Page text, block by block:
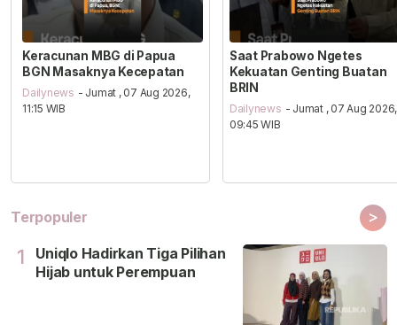
Keracunan MBG di Papua
BGN Masaknya Kecepatan
Dailynews - Jumat , 07 Aug 2026,
11:15 WIB
Saat Prabowo Ngetes
Kekuatan Genting Buatan
BRIN
Dailynews - Jumat , 07 Aug 2026,
09:45 WIB
Terpopuler >
1
Uniqlo Hadirkan Tiga Pilihan
Hijab untuk Perempuan